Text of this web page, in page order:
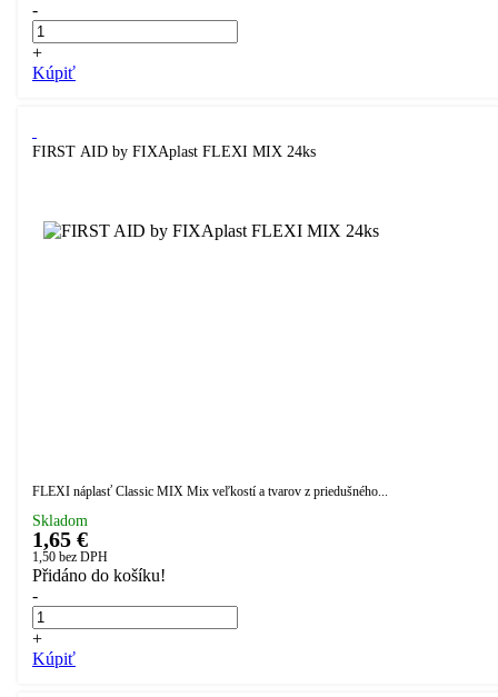
-
+
Kúpiť
FIRST AID by FIXAplast FLEXI MIX 24ks
FLEXI náplasť Classic MIX Mix veľkostí a tvarov z priedušného...
Skladom
1,65 €
1,50 bez DPH
Přidáno do košíku!
-
+
Kúpiť